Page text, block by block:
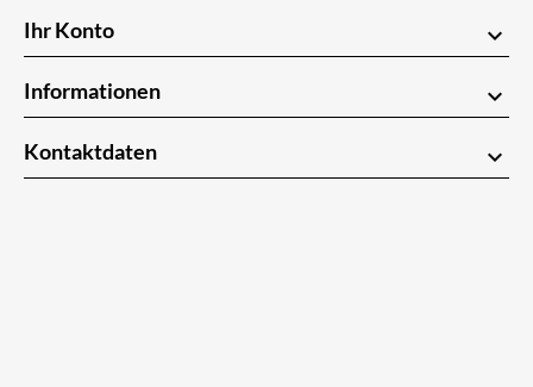
Ihr Konto keyboard_arrow_down
Informationen keyboard_arrow_down
Kontaktdaten keyboard_arrow_down